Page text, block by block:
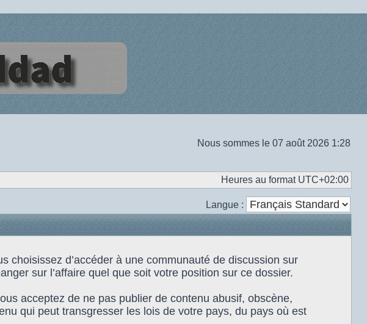
Nous sommes le 07 août 2026 1:28
Heures au format UTC+02:00
Langue :
choisissez d’accéder à une communauté de discussion sur
sur l’affaire quel que soit votre position sur ce dossier.
acceptez de ne pas publier de contenu abusif, obscène,
qui peut transgresser les lois de votre pays, du pays où est